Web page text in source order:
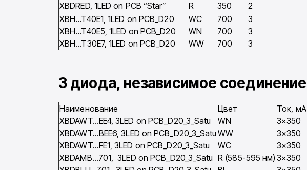
XBDRED, 1LED on PCB “Star”
R 350 2
XBH…T40E1, 1LED on PCB_D20
WC 700 3
XBH…T40E5, 1LED on PCB_D20
WN 700 3
XBH…T30E7, 1LED on PCB_D20
WW 700 3
3 диода, независимое соединение
Наименование Цвет Ток, мA
XBDAWT…EE4, 3LED on PCB_D20_3_Satu
WN 3×350
XBDAWT…BEE6, 3LED on PCB_D20_3_Satu WW 3×350
XBDAWT…FE1, 3LED on PCB_D20_3_Satu
WC 3×350
XBDAMB…701, 3LED on PCB_D20_3_Satu R (585-595 нм) 3×350